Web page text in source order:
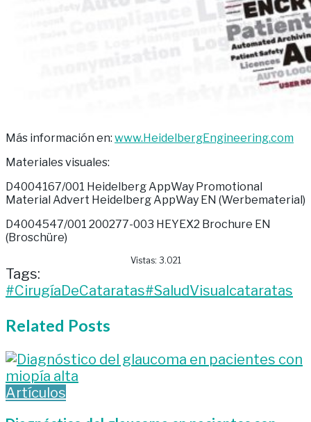
Más información en: www.HeidelbergEngineering.com
Materiales visuales:
D4004167/001 Heidelberg AppWay Promotional
Material Advert Heidelberg AppWay EN (Werbematerial)
D4004547/001 200277-003 HEYEX2 Brochure EN
(Broschüre)
Vistas: 3.021
Tags:
#CirugíaDeCataratas#SaludVisualcataratas
Related Posts
Artículos